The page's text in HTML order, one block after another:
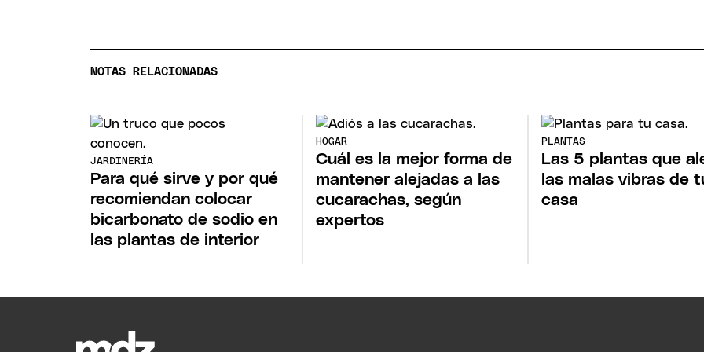
NOTAS RELACIONADAS
JARDINERÍA
Para qué sirve y por qué
recomiendan colocar
bicarbonato de sodio en
las plantas de interior
HOGAR
Cuál es la mejor forma de
mantener alejadas a las
cucarachas, según
expertos
PLANTAS
Las 5 plantas que
las malas vibras de
casa